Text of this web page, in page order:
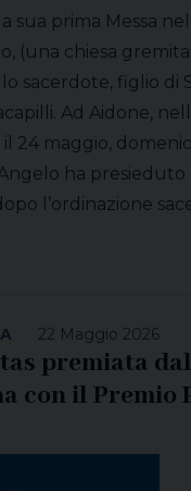
sua prima Messa
(una chiesa
sacerdote, figlio di
Ad Aidone,
il 24 maggio,
ha presieduto
l’ordinazione
22 Maggio 2026
premiata
con il Premio